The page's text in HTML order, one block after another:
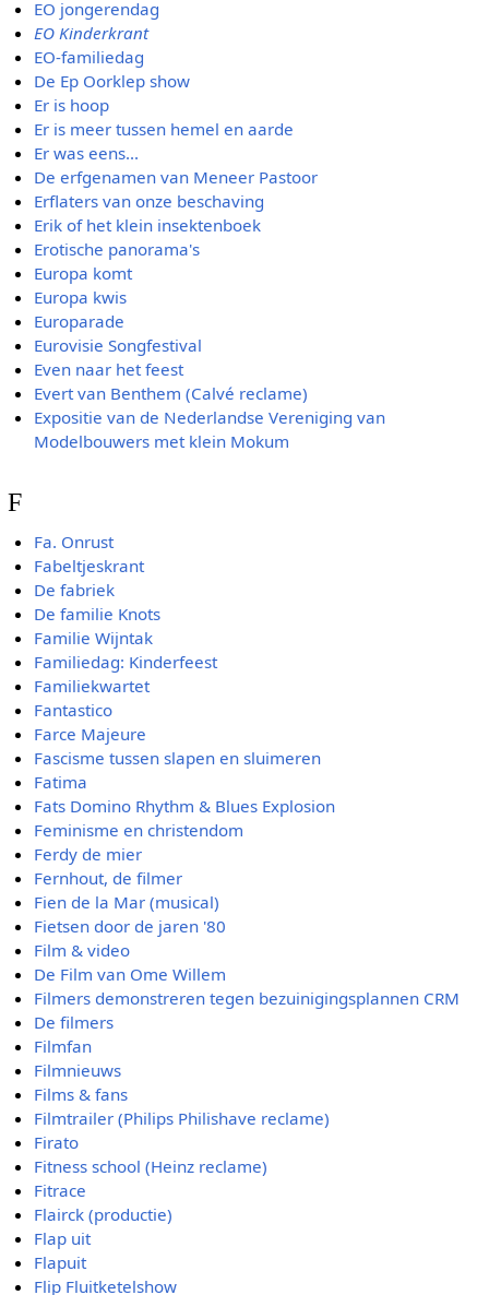
EO jongerendag
EO Kinderkrant
EO-familiedag
De Ep Oorklep show
Er is hoop
Er is meer tussen hemel en aarde
Er was eens...
De erfgenamen van Meneer Pastoor
Erflaters van onze beschaving
Erik of het klein insektenboek
Erotische panorama's
Europa komt
Europa kwis
Europarade
Eurovisie Songfestival
Even naar het feest
Evert van Benthem (Calvé reclame)
Expositie van de Nederlandse Vereniging van
Modelbouwers met klein Mokum
F
Fa. Onrust
Fabeltjeskrant
De fabriek
De familie Knots
Familie Wijntak
Familiedag: Kinderfeest
Familiekwartet
Fantastico
Farce Majeure
Fascisme tussen slapen en sluimeren
Fatima
Fats Domino Rhythm & Blues Explosion
Feminisme en christendom
Ferdy de mier
Fernhout, de filmer
Fien de la Mar (musical)
Fietsen door de jaren '80
Film & video
De Film van Ome Willem
Filmers demonstreren tegen bezuinigingsplannen CRM
De filmers
Filmfan
Filmnieuws
Films & fans
Filmtrailer (Philips Philishave reclame)
Firato
Fitness school (Heinz reclame)
Fitrace
Flairck (productie)
Flap uit
Flapuit
Flip Fluitketelshow